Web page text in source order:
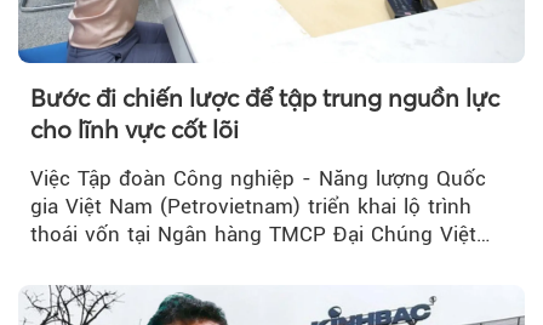
Bước đi chiến lược để tập trung nguồn lực
cho lĩnh vực cốt lõi
Việc Tập đoàn Công nghiệp - Năng lượng Quốc
gia Việt Nam (Petrovietnam) triển khai lộ trình
thoái vốn tại Ngân hàng TMCP Đại Chúng Việt